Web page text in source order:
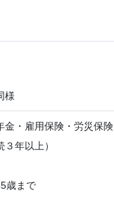
様
金・雇用保険・労災保険
３年以上）
歳まで